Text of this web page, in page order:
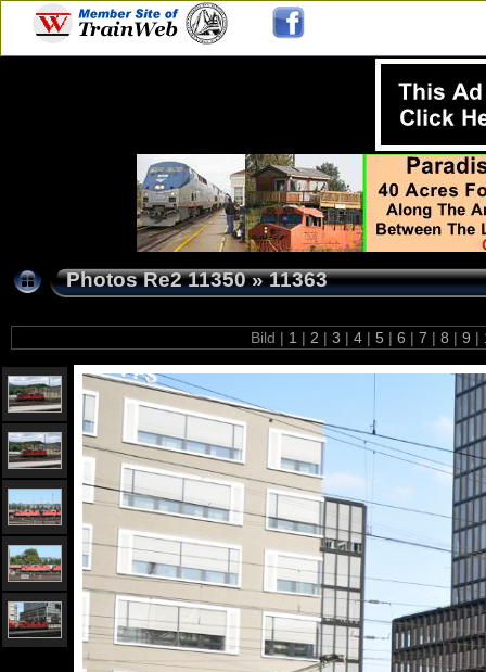
Photos Re2 11350»11363
Bild | 1 | 2 | 3 | 4 | 5 | 6 | 7 | 8 | 9 |